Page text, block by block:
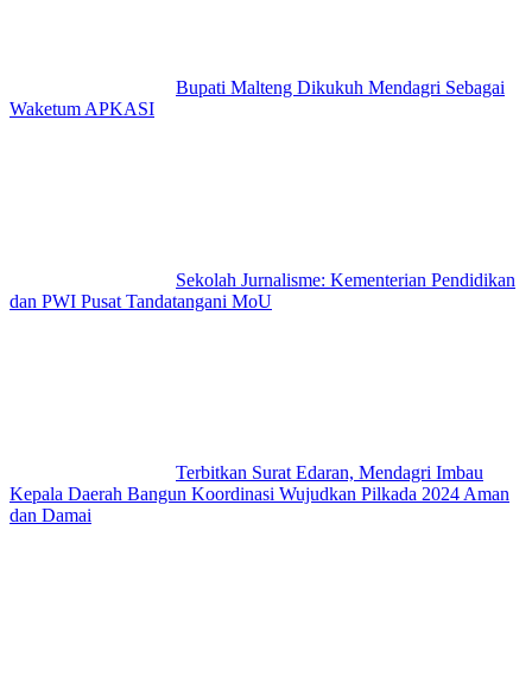
Bupati Malteng Dikukuh Mendagri Sebagai
Waketum APKASI
Sekolah Jurnalisme: Kementerian Pendidikan
dan PWI Pusat Tandatangani MoU
Terbitkan Surat Edaran, Mendagri Imbau
Kepala Daerah Bangun Koordinasi Wujudkan Pilkada 2024 Aman
dan Damai